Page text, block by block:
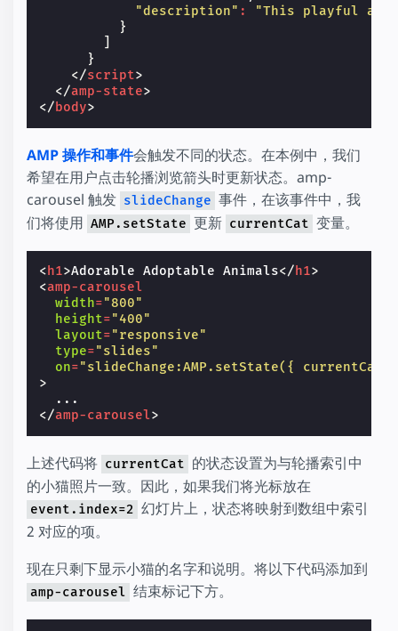
"description" :
"This playful and
}
}
</script>
</amp-state>
</body>
AMP 操作和事件会触发不同的状态。在本例中，我们
希望在用户点击轮播浏览箭头时更新状态。amp-
carousel 触发 slideChange 事件，在该事件中，我
们将使用 AMP.setState 更新 currentCat 变量。
< h1>Adorable Adoptable Animals</ h1>
<amp-carousel
width="800"
height="400"
layout="responsive"
type="slides"
on="slideChange:AMP.setState({
>
</amp-carousel>
上述代码将 currentCat 的状态设置为与轮播索引中
的小猫照片一致。因此，如果我们将光标放在
event.index=2 幻灯片上，状态将映射到数组中索引
2 对应的项。
现在只剩下显示小猫的名字和说明。将以下代码添加到
amp-carousel 结束标记下方。